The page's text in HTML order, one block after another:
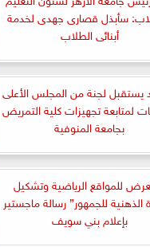
سأبذل قصارى جهدى لخدمة
أبنائى الطلاب
يستقبل لجنة من المجلس الأعلى
لمتابعة تجهيزات كلية التمريض
بجامعة المنوفية
للمواقع الرياضية وتشكيل
الذهنية للجمهور” رسالة ماجستير
بإعلام بني سويف